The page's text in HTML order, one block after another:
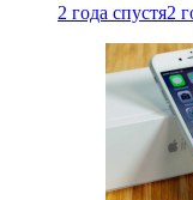
2 года спустя2